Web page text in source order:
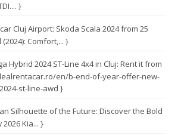
}
Cluj Airport: Skoda Scala 2024 from 25
Comfort,... }
Hybrid 2024 ST-Line 4x4 in Cluj: Rent it from
en/b-end-of-year-offer-new-
st-line-awd }
Silhouette of the Future: Discover the Bold
Kia... }